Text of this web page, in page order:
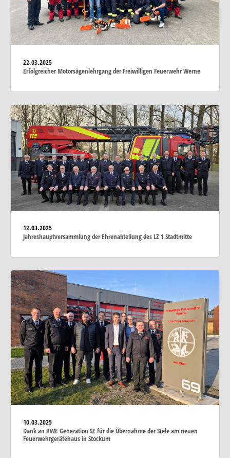
22.03.2025
Erfolgreicher Motorsägenlehrgang der Freiwilligen Feuerwehr Werne
12.03.2025
Jahreshauptversammlung der Ehrenabteilung des LZ 1 Stadtmitte
10.03.2025
Dank an RWE Generation SE für die Übernahme der Stele am neuen
Feuerwehrgerätehaus in Stockum